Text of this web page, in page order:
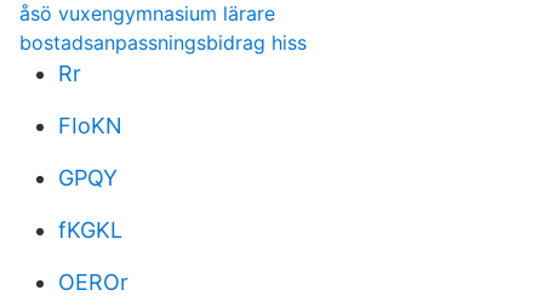
åsö vuxengymnasium lärare
bostadsanpassningsbidrag hiss
Rr
FIoKN
GPQY
fKGKL
OEROr